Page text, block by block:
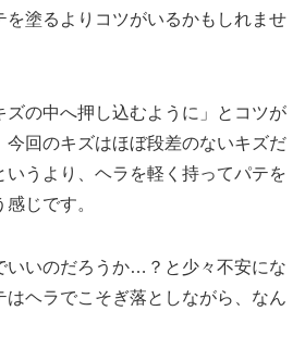
を塗るよりコツがいるかもしれませ
ズの中へ押し込むように」とコツが
今回のキズはほぼ段差のないキズだ
いうより、ヘラを軽く持ってパテを
じです。
いいのだろうか…？と少々不安にな
はヘラでこそぎ落としながら、なん